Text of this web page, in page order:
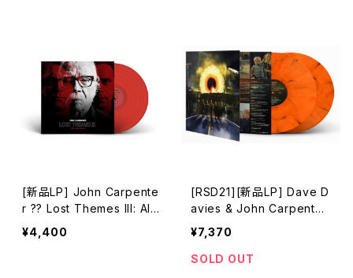
[新品LP] John Carpente
r ?? Lost Themes III: Aliv
e After Death (Limited r
ed vinyl)
¥4,400
[RSD21][新品LP] Dave D
avies & John Carpenter
- Village Of The Damne
d (Deluxe Edition _ Origi
nal Motion Picture Soun
¥7,370
SOLD OUT